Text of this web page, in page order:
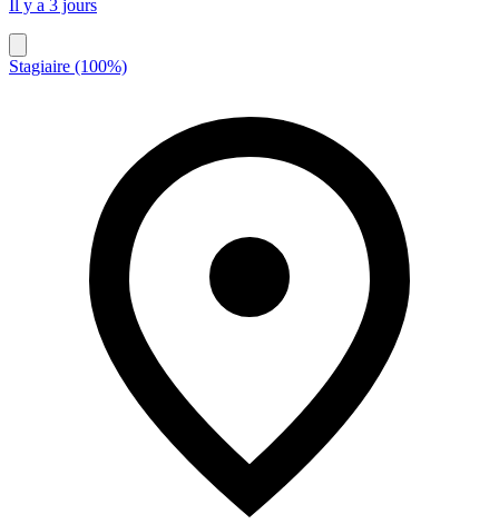
Il y a 3 jours
Stagiaire (100%)